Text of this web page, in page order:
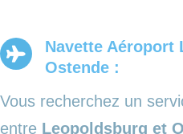
Navette Aéroport
Ostende :
Vous recherchez un
entre Leopoldsburg et